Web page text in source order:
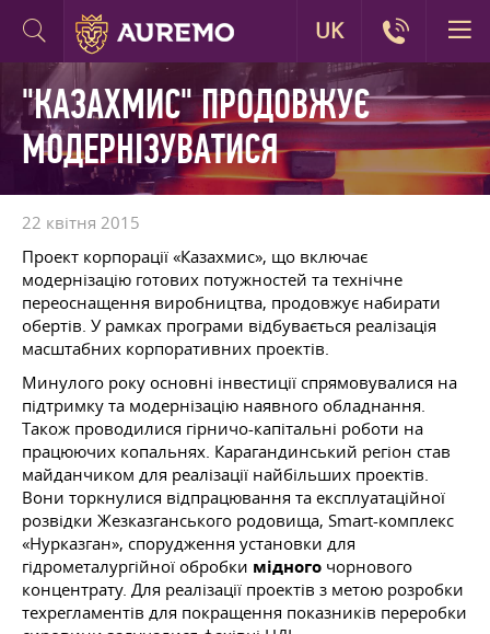
"КАЗАХМИС" ПРОДОВЖУЄ
МОДЕРНІЗУВАТИСЯ
22 квітня 2015
Проект корпорації «Казахмис», що включає
модернізацію готових потужностей та технічне
переоснащення виробництва, продовжує набирати
обертів. У рамках програми відбувається реалізація
масштабних корпоративних проектів.
Минулого року основні інвестиції спрямовувалися на
підтримку та модернізацію наявного обладнання.
Також проводилися гірничо-капітальні роботи на
працюючих копальнях. Карагандинський регіон став
майданчиком для реалізації найбільших проектів.
Вони торкнулися відпрацювання та експлуатаційної
розвідки Жезказганського родовища, Smart-комплекс
«Нурказган», спорудження установки для
гідрометалургійної обробки мідного чорнового
концентрату. Для реалізації проектів з метою розробки
техрегламентів для покращення показників переробки
UK